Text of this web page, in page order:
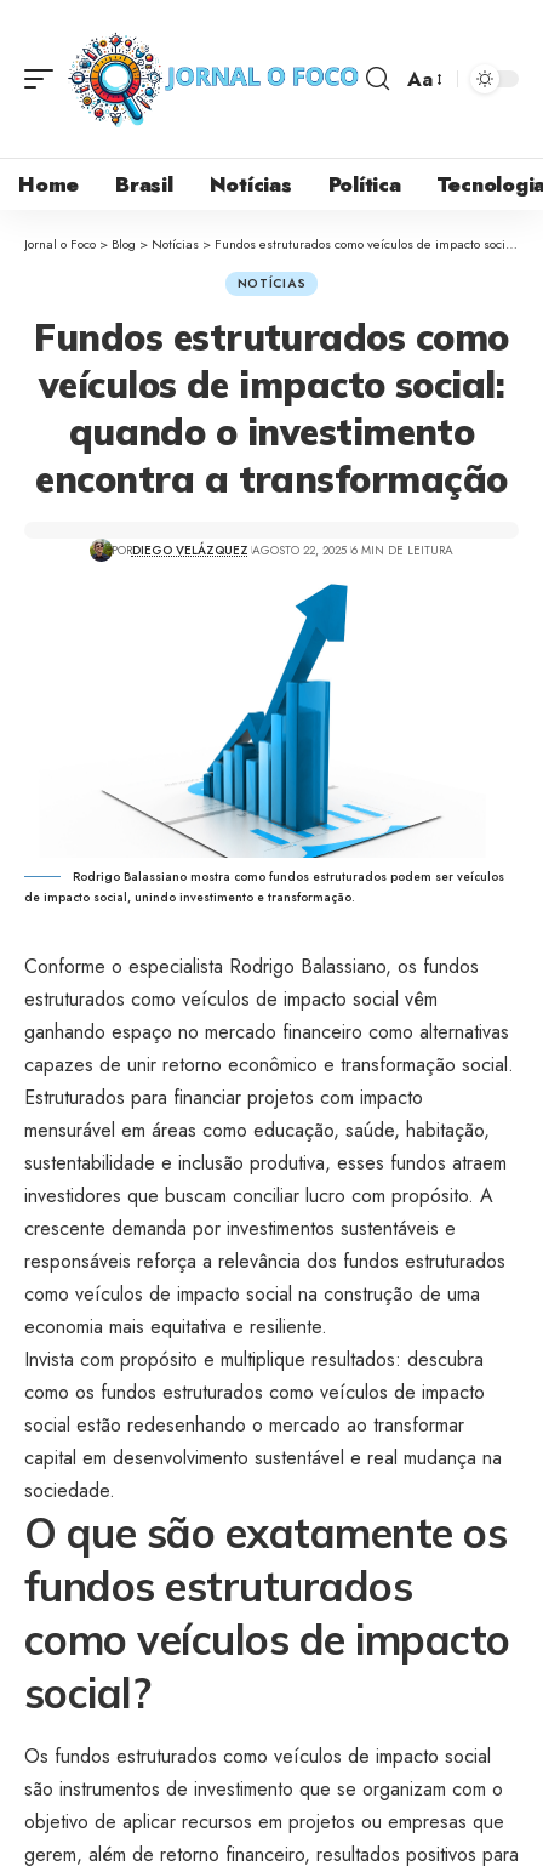
Aa
Home Brasil Notícias Política
Jornal o Foco > Blog > Notícias > Fundos estruturados como veículos de impacto social: quando o investimento encontra a transformação
NOTÍCIAS
Fundos estruturados como
veículos de impacto social:
quando o investimento
encontra a transformação
PORDIEGO VELÁZQUEZ AGOSTO 22, 2025 6 MIN DE LEITURA
Rodrigo Balassiano mostra como fundos estruturados podem ser veículos
de impacto social, unindo investimento e transformação.
Conforme o especialista Rodrigo Balassiano, os fundos
estruturados como veículos de impacto social vêm
ganhando espaço no mercado financeiro como alternativas
capazes de unir retorno econômico e transformação social.
Estruturados para financiar projetos com impacto
mensurável em áreas como educação, saúde, habitação,
sustentabilidade e inclusão produtiva, esses fundos atraem
investidores que buscam conciliar lucro com propósito. A
crescente demanda por investimentos sustentáveis e
responsáveis reforça a relevância dos fundos estruturados
como veículos de impacto social na construção de uma
economia mais equitativa e resiliente.
Invista com propósito e multiplique resultados: descubra
como os fundos estruturados como veículos de impacto
social estão redesenhando o mercado ao transformar
capital em desenvolvimento sustentável e real mudança na
sociedade.
O que são exatamente os
fundos estruturados
como veículos de impacto
social?
Os fundos estruturados como veículos de impacto social
são instrumentos de investimento que se organizam com o
objetivo de aplicar recursos em projetos ou empresas que
gerem, além de retorno financeiro, resultados positivos para